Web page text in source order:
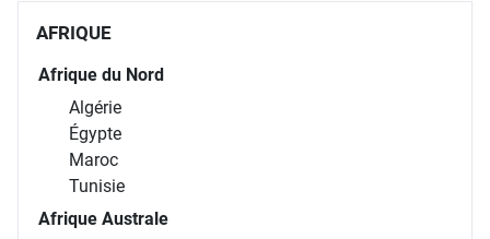
AFRIQUE
Afrique du Nord
Algérie
Égypte
Maroc
Tunisie
Afrique Australe